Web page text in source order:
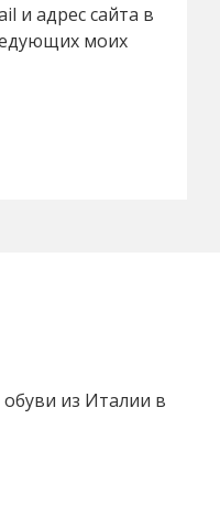
и адрес сайта в
моих
из Италии в